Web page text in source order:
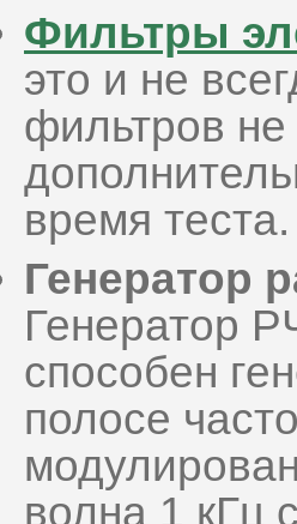
Фильтры
это и не
фильтров не
время теста.
Генератор
Генератор
способен
полосе
волна 1 кГц